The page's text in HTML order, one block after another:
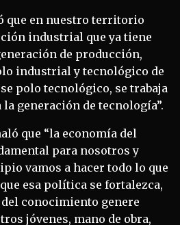
que en nuestro territorio
industrial que ya tiene
de producción,
industrial y tecnológico de
polo tecnológico, se trabaja
generación de tecnología”.
que “la economía del
para nosotros y
vamos a hacer todo lo que
esa política se fortalezca,
conocimiento genere
jóvenes, mano de obra,